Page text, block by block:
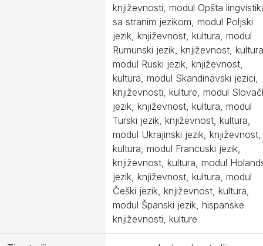
književnosti, modul Opšta
sa stranim jezikom, modul Poljski
jezik, književnost, kultura, modul
Rumunski jezik, književnost,
modul Ruski jezik, književnost,
kultura, modul Skandinavski jezici,
književnosti, kulture, modul
jezik, književnost, kultura, modul
Turski jezik, književnost, kultura,
modul Ukrajinski jezik, književnost,
kultura, modul Francuski jezik,
književnost, kultura, modul
jezik, književnost, kultura, modul
Češki jezik, književnost, kultura,
modul Španski jezik, hispanske
književnosti, kulture